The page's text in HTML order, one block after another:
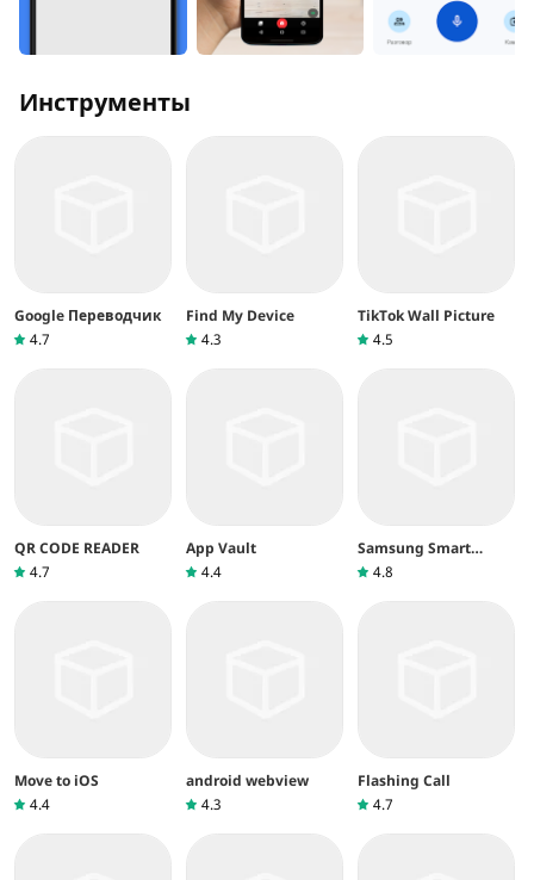
Инструменты
Google Переводчик
4.7
Find My Device
4.3
TikTok Wall Picture
4.5
QR CODE READER
4.7
App Vault
4.4
Samsung Smart
Switch Mobile
4.8
Move to iOS
4.4
android webview
4.3
Flashing Call
4.7